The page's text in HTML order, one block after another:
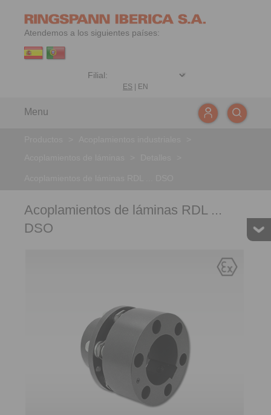
Atendemos a los siguientes países:
ES EN
Menu
Acoplamientos de láminas RDL ...
DSO